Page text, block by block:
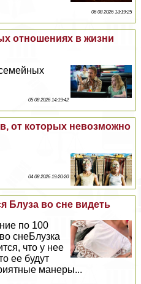
06 08 2026 13:19:25
отношениях в жизни
05 08 2026 14:19:42
от которых невозможно
04 08 2026 19:20:20
Блуза во сне видеть
по 100
снеБлузка
что у нее
ее будут
манеры...